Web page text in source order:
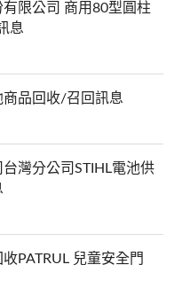
限公司 商用80型圓柱
息
商品回收/召回訊息
灣分公司STIHL電池供
PATRUL 兒童安全門